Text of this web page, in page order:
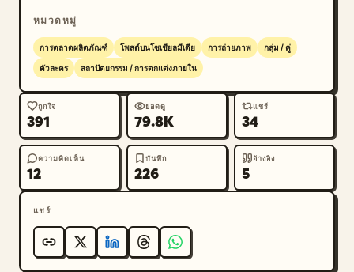
無料相談受付中！
เหมือนภาพหลักของ LP บริการด้านกฎหมายและภาษีของ
ญี่ปุ่นจากโฆษณาแบบรายการ: มีความเป็นองค์กร เร่งด่วน
ตารางที่สะอาดตา ตัวอักษรที่โดดเด่น คอนทราสต์สูง และ
การจัดองค์ประกอบภาพคุณภาพระดับโบรชัวร์ที่สมจริง
หมวดหมู่
การตลาดผลิตภัณฑ์ โพสต์บนโซเชียลมีเดีย การถ่ายภาพ กลุ่ม / คู่
ตัวละคร สถาปัตยกรรม / การตกแต่งภายใน
ถูกใจ
391
ยอดดู
79.8K
แชร์
34
ความคิดเห็น
12
บันทึก
226
อ้างอิง
5
แชร์